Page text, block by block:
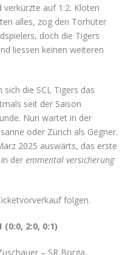
auf 1:2. Kloten
alles, zog den Torhüter
doch die Tigers
liessen keinen weiteren
die SCL Tigers das
seit der Saison
Nun wartet in der
oder Zürich als Gegner.
2025 auswärts, das erste
der emmental versicherung
folgen.
(0:0, 2:0, 0:1)
– SR Borga,